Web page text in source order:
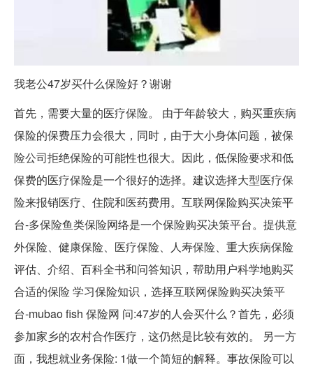
我老公47岁买什么保险好？谢谢
首先，需要大量的医疗保险。 由于年龄较大，购买重疾病
保险的保费压力会很大，同时，由于大小身体问题，被保
险公司拒绝保险的可能性也很大。因此，低保险要求和低
保费的医疗保险是一个很好的选择。建议选择大型医疗保
险来报销医疗、住院和医药费用。互联网保险购买决策平
台-多保险鱼类保险网络是一个保险购买决策平台。提供意
外保险、健康保险、医疗保险、人寿保险、重大疾病保险
评估、介绍、百科全书和问答知识，帮助用户科学地购买
合适的保险 学习保险知识，选择互联网保险购买决策平
台-mubao fish 保险网 问:47岁的人会买什么？首先，必须
参加家乡的农村合作医疗，这仍然是比较有效的。 另一方
面，我想就业务保险: 1做一个简短的解释。事故保险可以